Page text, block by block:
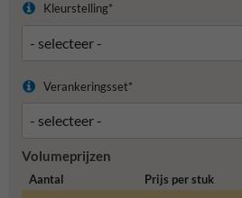
Kleurstelling*
Verankeringsset*
Volumeprijzen
Aantal Prijs per stuk